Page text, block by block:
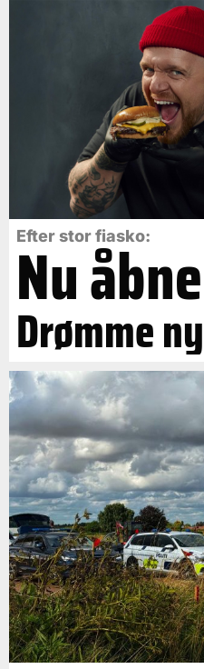
Efter stor fiasko:
Nu
Drømme